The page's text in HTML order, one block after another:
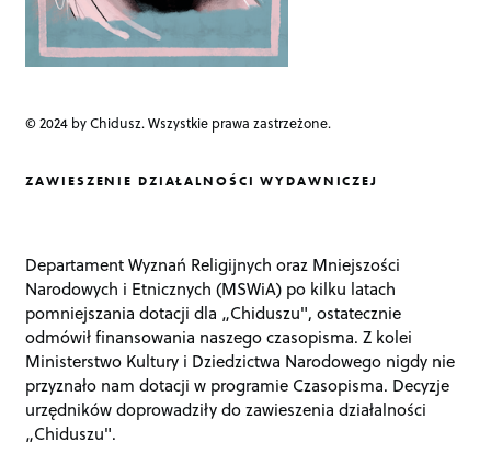
© 2024 by Chidusz. Wszystkie prawa zastrzeżone.
ZAWIESZENIE DZIAŁALNOŚCI WYDAWNICZEJ
Departament Wyznań Religijnych oraz Mniejszości
Narodowych i Etnicznych (MSWiA) po kilku latach
pomniejszania dotacji dla „Chiduszu", ostatecznie
odmówił finansowania naszego czasopisma. Z kolei
Ministerstwo Kultury i Dziedzictwa Narodowego nigdy nie
przyznało nam dotacji w programie Czasopisma. Decyzje
urzędników doprowadziły do zawieszenia działalności
„Chiduszu".